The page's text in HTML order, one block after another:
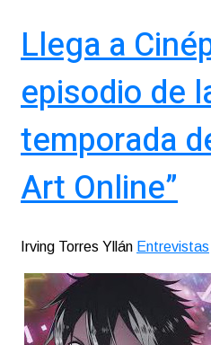
Llega a
episodio de
temporada
Art Online”
Irving Torres Yllán Entrevistas